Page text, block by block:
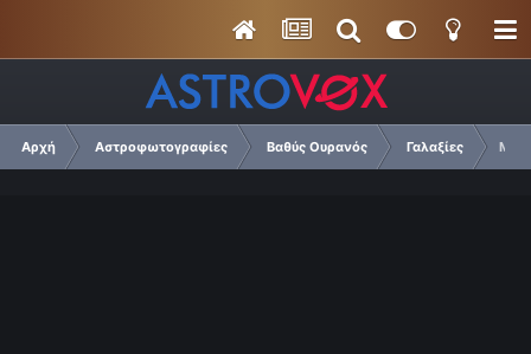
Αρχή Αστροφωτογραφίες Βαθύς Ουρανός Γαλαξίες M33